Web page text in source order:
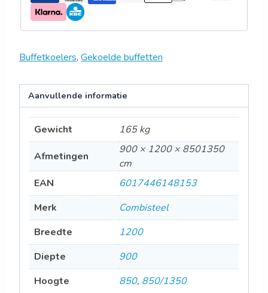
Buffetkoelers, Gekoelde buffetten
Aanvullende informatie
Gewicht 165 kg
Afmetingen
900 × 1200 × 8501350
cm
EAN
6017446148153
Merk
Combisteel
Breedte
1200
Diepte
900
Hoogte
850, 850/1350